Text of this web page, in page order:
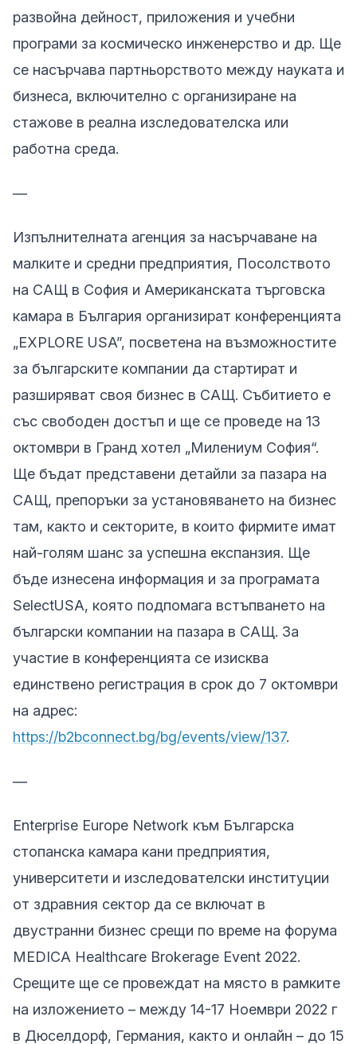
развойна дейност, приложения и учебни
програми за космическо инженерство и др. Ще
се насърчава партньорството между науката и
бизнеса, включително с организиране на
стажове в реална изследователска или
работна среда.
—
Изпълнителната aгенция за насърчаване на
малките и средни предприятия, Посолството
на САЩ в София и Американската търговска
камара в България организират конференцията
„EXPLORE USA”, посветена на възможностите
за българските компании да стартират и
разширяват своя бизнес в САЩ. Събитието е
със свободен достъп и ще се проведе на 13
октомври в Гранд хотел „Милениум София“.
Ще бъдат представени детайли за пазара на
САЩ, препоръки за установяването на бизнес
там, както и секторите, в които фирмите имат
най-голям шанс за успешна експанзия. Ще
бъде изнесена информация и за програмата
SelectUSA, която подпомага встъпването на
български компании на пазара в САЩ. За
участие в конференцията се изисква
единствено регистрация в срок до 7 октомври
на адрес:
https://b2bconnect.bg/bg/events/view/137.
—
Enterprise Europe Network към Българска
стопанска камара кани предприятия,
университети и изследователски институции
от здравния сектор да се включат в
двустранни бизнес срещи по време на форума
MEDICA Healthcare Brokerage Event 2022.
Срещите ще се провеждат на място в рамките
на изложението – между 14-17 Ноември 2022 г
в Дюселдорф, Германия, както и онлайн – до 15